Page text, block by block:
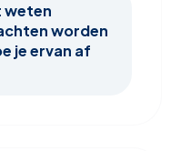
weten
worden
je ervan af